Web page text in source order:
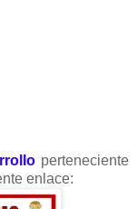
perteneciente
enlace: